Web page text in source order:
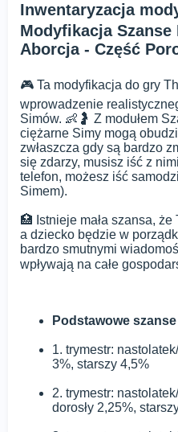
Inwentaryzacja
Modyfikacja Szanse
Aborcja - Część
🎮 Ta modyfikacja do gry
wprowadzenie
Simów. 👶🤰 Z modułem
ciężarne Simy mogą
zwłaszcza gdy są bardzo
się zdarzy, musisz iść z
telefon, możesz iść
Simem).
🏥 Istnieje mała szansa,
a dziecko będzie w
bardzo smutnymi
wpływają na całe
Podstawowe
1. trymestr:
3%, starszy 4,5%
2. trymestr:
dorosły 2,25%,